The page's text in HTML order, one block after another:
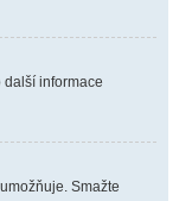
další informace
Smažte